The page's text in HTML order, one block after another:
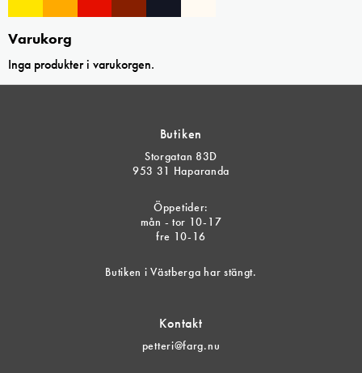
Varukorg
Inga produkter i varukorgen.
Butiken
Storgatan 83D
953 31 Haparanda
Öppetider:
mån - tor 10-17
fre 10-16
Butiken i Västberga har stängt.
Kontakt
petteri@farg.nu